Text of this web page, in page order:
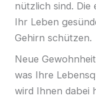
nützlich sind. Die
Ihr Leben
Gehirn schützen.
Neue
was Ihre
wird Ihnen dabei